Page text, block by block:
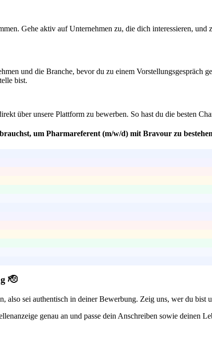
Gehe aktiv auf Unternehmen zu, die dich interessieren,
und die Branche, bevor du zu einem Vorstellungsgespräch
bist.
über unsere Plattform zu bewerben. So hast du die besten
um Pharmareferent (m/w/d) mit Bravour zu
🫡
also sei authentisch in deiner Bewerbung. Zeig uns, wer du bist
genau an und passe dein Anschreiben sowie deinen